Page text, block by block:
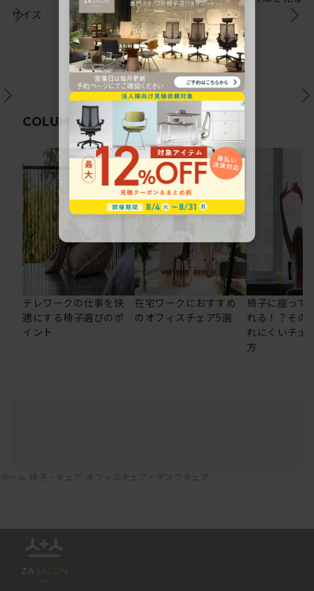
サイズ
COLUMN関連コラム
テレワークの仕事を快
適にする椅子選びのポ
イント
在宅ワークにおすすめ
のオフィスチェア5選
椅子に座って
れる！？その
れにくいチェ
方
ホーム 椅子・チェア オフィスチェア・デスクチェア